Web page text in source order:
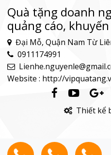
Quà tặng doanh
quảng cáo,
Đại Mỗ, Quận Nam Từ
0911174991
Website : http://
Thiết kể